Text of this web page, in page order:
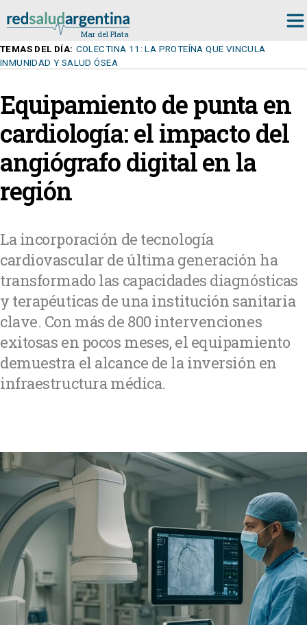
TEMAS DEL DÍA: COLECTINA 11: LA PROTEÍNA QUE VINCULA
INMUNIDAD Y SALUD ÓSEA
Equipamiento de punta en
cardiología: el impacto del
angiógrafo digital en la
región
La incorporación de tecnología
cardiovascular de última generación ha
transformado las capacidades diagnósticas
y terapéuticas de una institución sanitaria
clave. Con más de 800 intervenciones
exitosas en pocos meses, el equipamiento
demuestra el alcance de la inversión en
infraestructura médica.